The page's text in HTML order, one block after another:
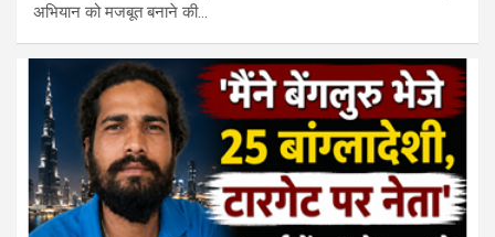
अभियान को मजबूत बनाने की…